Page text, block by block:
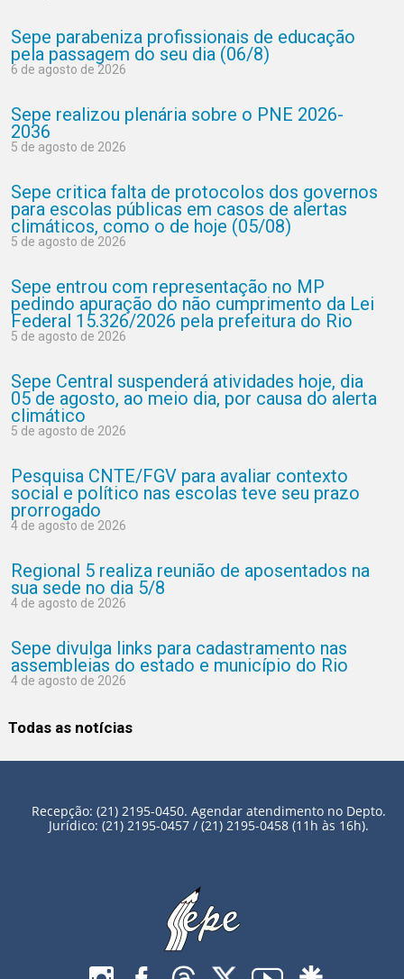
Sepe parabeniza profissionais de educação
pela passagem do seu dia (06/8)
6 de agosto de 2026
Sepe realizou plenária sobre o PNE 2026-
2036
5 de agosto de 2026
Sepe critica falta de protocolos dos governos
para escolas públicas em casos de alertas
climáticos, como o de hoje (05/08)
5 de agosto de 2026
Sepe entrou com representação no MP
pedindo apuração do não cumprimento da Lei
Federal 15.326/2026 pela prefeitura do Rio
5 de agosto de 2026
Sepe Central suspenderá atividades hoje, dia
05 de agosto, ao meio dia, por causa do alerta
climático
5 de agosto de 2026
Pesquisa CNTE/FGV para avaliar contexto
social e político nas escolas teve seu prazo
prorrogado
4 de agosto de 2026
Regional 5 realiza reunião de aposentados na
sua sede no dia 5/8
4 de agosto de 2026
Sepe divulga links para cadastramento nas
assembleias do estado e município do Rio
4 de agosto de 2026
Todas as notícias
Recepção: (21) 2195-0450. Agendar atendimento no Depto.
Jurídico: (21) 2195-0457 / (21) 2195-0458 (11h às 16h).